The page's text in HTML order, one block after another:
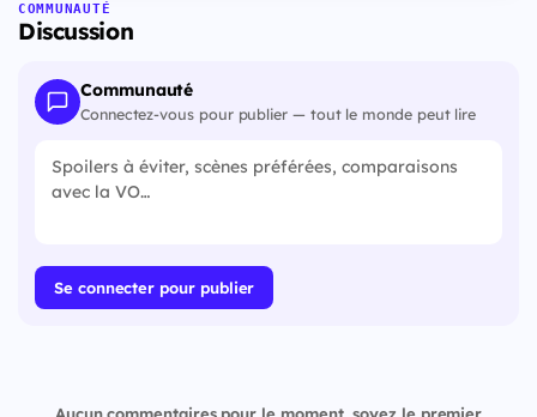
COMMUNAUTÉ
Discussion
Communauté
Connectez-vous pour publier — tout le monde peut lire
Se connecter pour publier